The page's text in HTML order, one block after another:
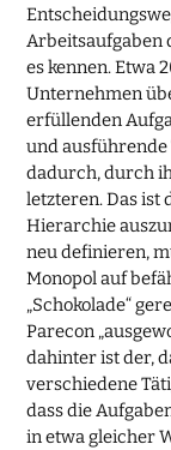
Arbeitsaufgaben
es kennen. Etwa
Unternehmen
erfüllenden
und
dadurch, durch
letzteren. Das ist
Hierarchie
neu definieren,
Monopol auf
„Schokolade“
Parecon
dahinter ist der,
verschiedene
dass die
in etwa gleicher